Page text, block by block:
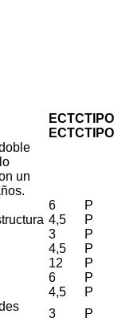
ECTCTIPO
ECTCTIPO
un
6
P
4,5
P
3
P
4,5
P
12
P
6
P
4,5
P
3
P